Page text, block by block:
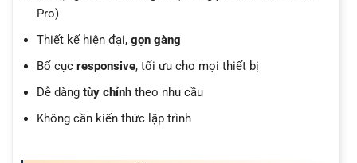
Pro)
Thiết kế hiện đại, gọn gàng
Bố cục responsive, tối ưu cho mọi thiết bị
Dễ dàng tùy chỉnhtheo nhu cầu
Không cần kiến thức lập trình